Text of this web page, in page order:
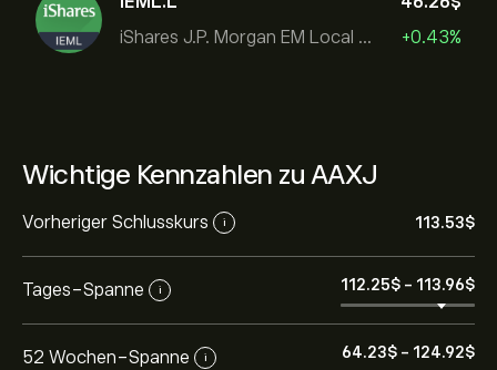
iShares J.P. Morgan EM Local Govt Bond UCITS ETF
+0.43%
Wichtige Kennzahlen zu AAXJ
Vorheriger Schlusskurs i 113.53‎$‎
Tages-Spanne i 112.25‎$‎ - 113.96‎$‎
52 Wochen-Spanne i 64.23‎$‎ - 124.92‎$‎